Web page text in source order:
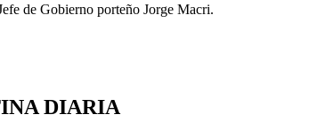
de Gobierno porteño Jorge Macri.
DIARIA